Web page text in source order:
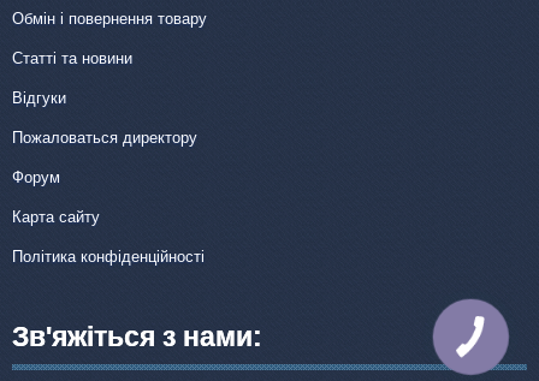
Обмін і повернення товару
Статті та новини
Відгуки
Пожаловаться директору
Форум
Карта сайту
Політика конфіденційності
Зв'яжіться з нами:
КНОПКА
ЗВ'ЯЗКУ